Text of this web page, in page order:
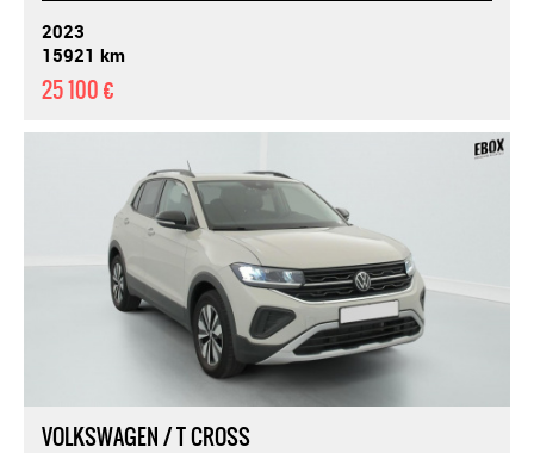
2023
15921 km
25 100 €
VOLKSWAGEN / T CROSS